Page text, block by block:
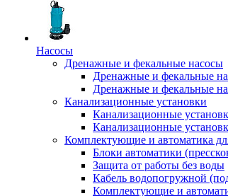
Насосы
Дренажные и фекальные насосы
Дренажные и фекальные
Дренажные и фекальные
Канализационные установки
Канализационные
Канализационные
Комплектующие и автоматика
Блоки автоматики
Защита от работы без воды
Кабель водопогружной
Комплектующие и